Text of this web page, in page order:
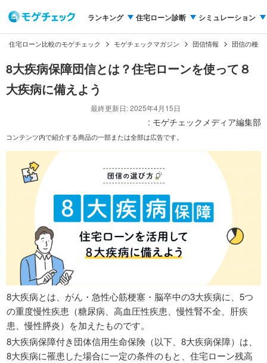
ランキング 住宅ローン診断 シミュレーション
住宅ローン比較のモゲチェック モゲチェックマガジン 団信情報 団信の種類
8大疾病保障団信とは？住宅ローンを使って８
大疾病に備えよう
最終更新日: 2025年4月15日
: モゲチェックメディア編集部
コンテンツ内で紹介する商品の一部または全部は広告です。
8大疾病とは、がん・急性心筋梗塞・脳卒中の3大疾病に、5つ
の重度慢性疾患（糖尿病、高血圧性疾患、慢性腎不全、肝疾
患、慢性膵炎）を加えたものです。
8大疾病保障付き団体信用生命保険（以下、8大疾病保障）は、
8大疾病に罹患した場合に一定の条件のもと、住宅ローン残高